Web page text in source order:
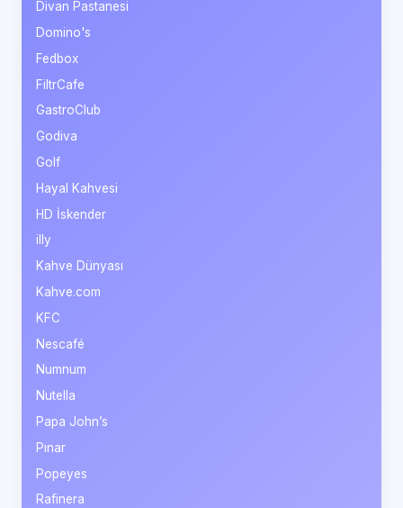
Divan Pastanesi
Domino's
Fedbox
FiltrCafe
GastroClub
Godiva
Golf
Hayal Kahvesi
HD İskender
illy
Kahve Dünyası
Kahve.com
KFC
Nescafé
Numnum
Nutella
Papa John’s
Pınar
Popeyes
Rafinera